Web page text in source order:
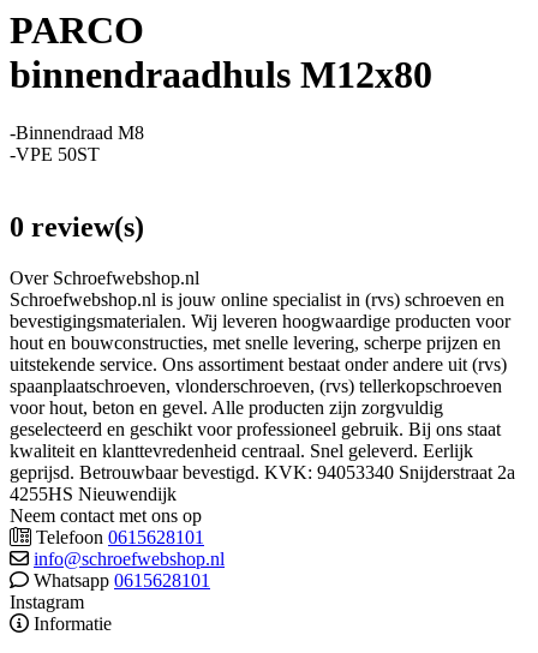
PARCO
binnendraadhuls M12x80
-Binnendraad M8
-VPE 50ST
0 review(s)
Over Schroefwebshop.nl
Schroefwebshop.nl is jouw online specialist in (rvs) schroeven en
bevestigingsmaterialen. Wij leveren hoogwaardige producten voor
hout en bouwconstructies, met snelle levering, scherpe prijzen en
uitstekende service. Ons assortiment bestaat onder andere uit (rvs)
spaanplaatschroeven, vlonderschroeven, (rvs) tellerkopschroeven
voor hout, beton en gevel. Alle producten zijn zorgvuldig
geselecteerd en geschikt voor professioneel gebruik. Bij ons staat
kwaliteit en klanttevredenheid centraal. Snel geleverd. Eerlijk
geprijsd. Betrouwbaar bevestigd. KVK: 94053340 Snijderstraat 2a
4255HS Nieuwendijk
Neem contact met ons op
Telefoon 0615628101
info@schroefwebshop.nl
Whatsapp 0615628101
Instagram
Informatie